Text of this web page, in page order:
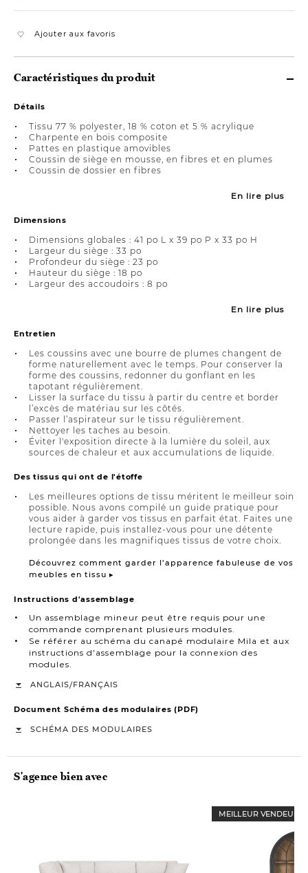
Ajouter aux favoris
Caractéristiques du produit
Détails
Tissu 77 % polyester, 18 % coton et 5 % acrylique
Charpente en bois composite
Pattes en plastique amovibles
Coussin de siège en mousse, en fibres et en plumes
Coussin de dossier en fibres
En lire plus
Dimensions
Dimensions globales : 41 po L x 39 po P x 33 po H
Largeur du siège : 33 po
Profondeur du siège : 23 po
Hauteur du siège : 18 po
Largeur des accoudoirs : 8 po
En lire plus
Entretien
Les coussins avec une bourre de plumes changent de
forme naturellement avec le temps. Pour conserver la
forme des coussins, redonner du gonflant en les
tapotant régulièrement.
Lisser la surface du tissu à partir du centre et border
l’excès de matériau sur les côtés.
Passer l’aspirateur sur le tissu régulièrement.
Nettoyer les taches au besoin.
Éviter l'exposition directe à la lumière du soleil, aux
sources de chaleur et aux accumulations de liquide.
Des tissus qui ont de l'étoffe
Les meilleures options de tissu méritent le meilleur soin
possible. Nous avons compilé un guide pratique pour
vous aider à garder vos tissus en parfait état. Faites une
lecture rapide, puis installez-vous pour une détente
prolongée dans les magnifiques tissus de votre choix.
Découvrez comment garder l’apparence fabuleuse de vos
meubles en tissu ▸
Instructions d'assemblage
Un assemblage mineur peut être requis pour une
commande comprenant plusieurs modules.
Se référer au schéma du canapé modulaire Mila et aux
instructions d’assemblage pour la connexion des
modules.
ANGLAIS/FRANÇAIS
Document Schéma des modulaires (PDF)
SCHÉMA DES MODULAIRES
S'agence bien avec
MEILLEUR VENDEUR